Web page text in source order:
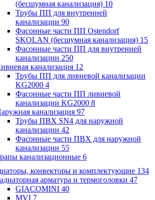
(бесшумная канализация) 10
Трубы ПП для внутренней
канализации 90
Фасонные части ПП Ostendorf
SKOLAN (бесшумная канализация) 15
Фасонные части ПП для внутренней
канализации 250
канализация 12
Трубы ПП для ливневой канализации
KG2000 4
Фасонные части ПП ливневой
канализации KG2000 8
канализация 97
Трубы ПВХ SN4 для наружной
канализации 42
Фасонные части ПВХ для наружной
канализации 55
канализационные 6
конвекторы и комплектующие 134
арматура и термоголовки 47
GIACOMINI 40
MVI 7